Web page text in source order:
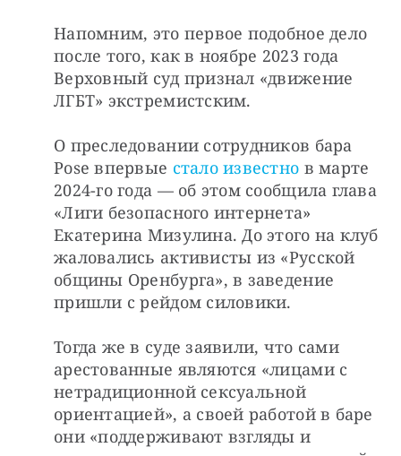
Напомним, это первое подобное дело
после того, как в ноябре 2023 года
Верховный суд признал «движение
ЛГБТ» экстремистским.
О преследовании сотрудников бара
Pose впервые стало известно в марте
2024-го года — об этом сообщила глава
«Лиги безопасного интернета»
Екатерина Мизулина. До этого на клуб
жаловались активисты из «Русской
общины Оренбурга», в заведение
пришли с рейдом силовики.
Тогда же в суде заявили, что сами
арестованные являются «лицами с
нетрадиционной сексуальной
ориентацией», а своей работой в баре
они «поддерживают взгляды и